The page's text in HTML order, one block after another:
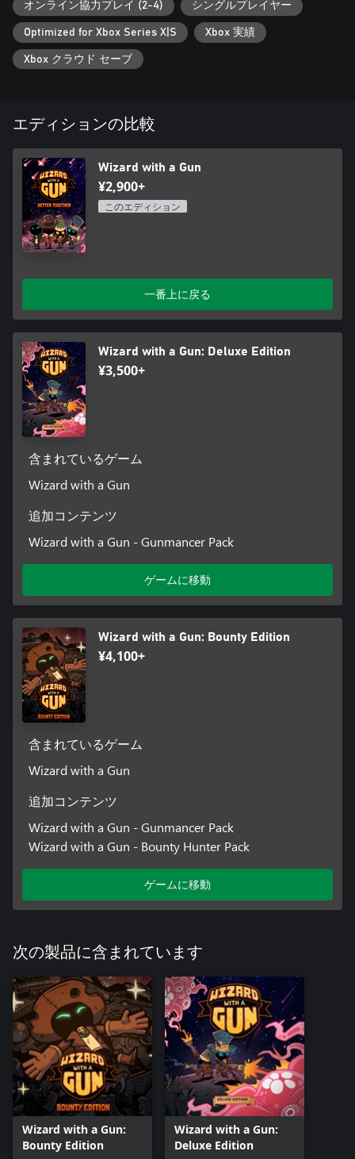
魔法の武器をカスタマイズ
世界中から資源を集め、強化されたユニークな弾薬をクラフト
しよう。発射数や弾道、爆発範囲、照準に捉えた生き物の状態
まで変化させるような、意図したり予想外だったりする効果を
発見するためにいろいろな組み合わせを試してみよう。
あなたが操る魔術師のために、機能性とファッションを兼ね備
えたローブや帽子、鎧やアクセサリーを揃えた素敵な洋服ダン
スを作ろう。
ランダム自動生成のバイオーム
砂漠、沼、ツンドラ、草原など、世界中の新たな区画を発見し
て探索しよう。世界が砕け散った後、それぞれの区画が空間と
時間の狭間でゆるやかに繋がりながら浮かんでいる。あなたの
タワーから宇宙の力を解放すれば世界をリセットすることがで
1人、または、オンライン協力プレイによる2人の魔術師たち
で、資源や魔法、創造力を駆使しながらタワーを建築してサバ
イバルしよう。もしくは、すべてが燃え尽きていくのを眺める
のもいいかもしれない。すべてはあなた次第だ。
システマティックなゲームプレイ
新しい呪文の組み合わせを試しながら、周りの世界や敵にどの
ような効果をもたらすのかを地道に発見していこう。創造性あ
ふれるアイデアは敵を圧倒する強力な結果をもたらすが、闇雲
な混合は災いを引き起こしてしまう場合がある！
オンライン協力プレイ (2-4) シングルプレイヤー
Optimized for Xbox Series X|S Xbox 実績
Xbox クラウド セーブ
エディションの比較
Wizard with a Gun
¥2,900+
このエディション
一番上に戻る
Wizard with a Gun: Deluxe Edition
¥3,500+
含まれているゲーム
Wizard with a Gun
追加コンテンツ
Wizard with a Gun - Gunmancer Pack
ゲームに移動
Wizard with a Gun: Bounty Edition
¥4,100+
含まれているゲーム
Wizard with a Gun
追加コンテンツ
Wizard with a Gun - Gunmancer Pack
Wizard with a Gun - Bounty Hunter Pack
ゲームに移動
次の製品に含まれています
Wizard with a Gun:
Bounty Edition
Wizard with a Gun:
Deluxe Edition